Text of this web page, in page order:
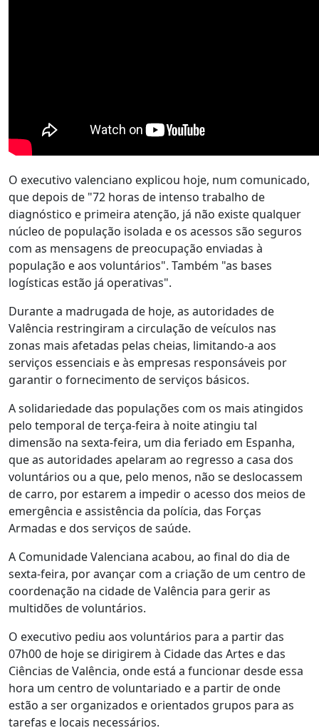
O executivo valenciano explicou hoje, num comunicado,
que depois de "72 horas de intenso trabalho de
diagnóstico e primeira atenção, já não existe qualquer
núcleo de população isolada e os acessos são seguros
com as mensagens de preocupação enviadas à
população e aos voluntários". Também "as bases
logísticas estão já operativas".
Durante a madrugada de hoje, as autoridades de
Valência restringiram a circulação de veículos nas
zonas mais afetadas pelas cheias, limitando-a aos
serviços essenciais e às empresas responsáveis por
garantir o fornecimento de serviços básicos.
A solidariedade das populações com os mais atingidos
pelo temporal de terça-feira à noite atingiu tal
dimensão na sexta-feira, um dia feriado em Espanha,
que as autoridades apelaram ao regresso a casa dos
voluntários ou a que, pelo menos, não se deslocassem
de carro, por estarem a impedir o acesso dos meios de
emergência e assistência da polícia, das Forças
Armadas e dos serviços de saúde.
A Comunidade Valenciana acabou, ao final do dia de
sexta-feira, por avançar com a criação de um centro de
coordenação na cidade de Valência para gerir as
multidões de voluntários.
O executivo pediu aos voluntários para a partir das
07h00 de hoje se dirigirem à Cidade das Artes e das
Ciências de Valência, onde está a funcionar desde essa
hora um centro de voluntariado e a partir de onde
estão a ser organizados e orientados grupos para as
tarefas e locais necessários.